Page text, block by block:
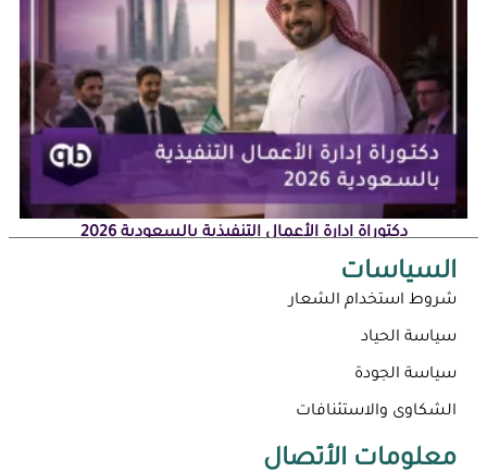
دكتوراة إدارة الأعمال التنفيذية بالسعودية 2026
السياسات
شروط استخدام الشعار
سياسة الحياد
سياسة الجودة
الشكاوى والاستئنافات
معلومات الأتصال